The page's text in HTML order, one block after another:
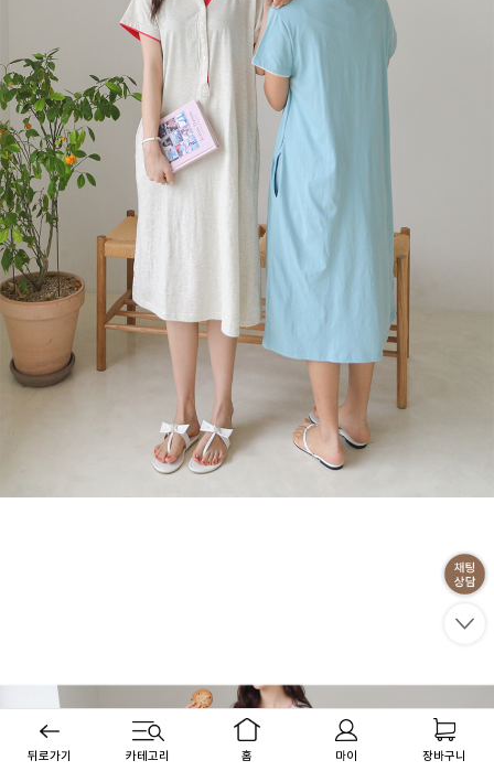
뒤로가기 카테고리 홈 마이 장바구니